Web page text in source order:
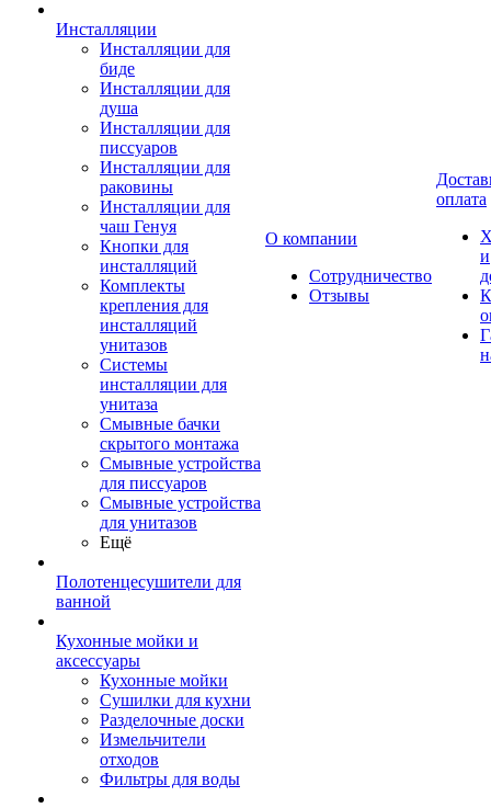
Инсталляции
Инсталляции для
биде
Инсталляции для
душа
Инсталляции для
писсуаров
Инсталляции для
раковины
Инсталляции для
чаш Генуя
Кнопки для
инсталляций
Комплекты
крепления для
инсталляций
унитазов
Системы
инсталляции для
унитаза
Смывные бачки
скрытого монтажа
Смывные устройства
для писсуаров
Смывные устройства
для унитазов
Ещё
Полотенцесушители для
ванной
Кухонные мойки и
аксессуары
Кухонные мойки
Сушилки для кухни
Разделочные доски
Измельчители
отходов
Фильтры для воды
О компании
Сотрудничество
Отзывы
оплата
и